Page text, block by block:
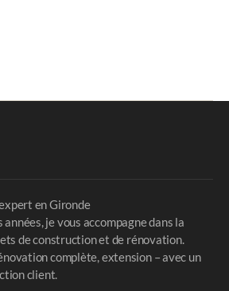
en Gironde
je vous accompagne dans la
de construction et de rénovation.
complète, extension – avec un
client.